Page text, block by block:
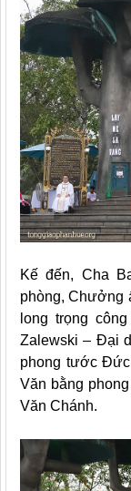
Kế đến, Cha
phòng, Chưởng
long trọng
Zalewski – Đại
phong tước
Văn bằng
Văn Chánh.